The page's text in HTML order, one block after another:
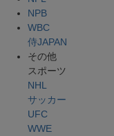
NPB
WBC
侍JAPAN
その他
スポーツ
NHL
サッカー
UFC
WWE